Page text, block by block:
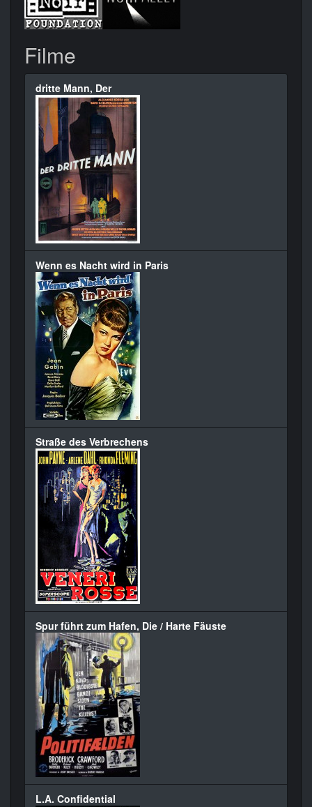
Filme
dritte Mann, Der
Wenn es Nacht wird in Paris
Straße des Verbrechens
Spur führt zum Hafen, Die / Harte Fäuste
L.A. Confidential